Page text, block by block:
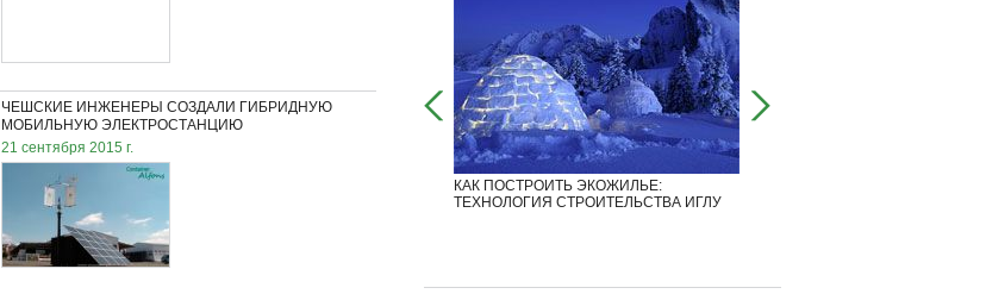
ЧЕШСКИЕ ИНЖЕНЕРЫ СОЗДАЛИ ГИБРИДНУЮ
МОБИЛЬНУЮ ЭЛЕКТРОСТАНЦИЮ
21 сентября 2015 г.
РЕКОРД СКОРОСТИ
КАК ПОСТРОИТЬ ЭКОЖИЛЬЕ:
ТЕХНОЛОГИЯ СТРОИТЕЛЬСТВА ИГЛУ